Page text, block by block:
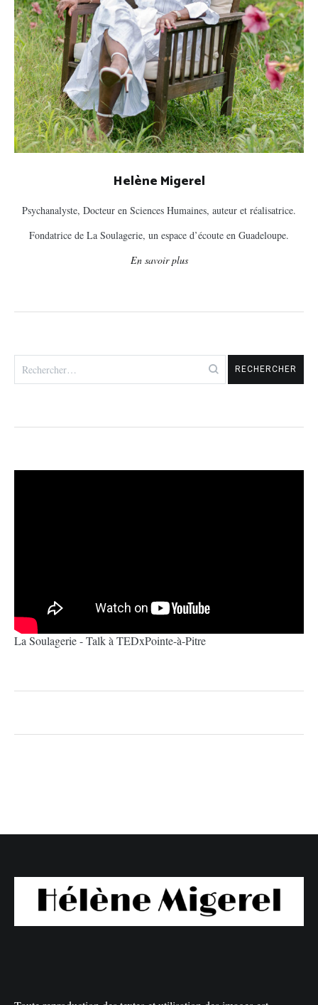
Helène Migerel
Psychanalyste, Docteur en Sciences Humaines, auteur et réalisatrice.
Fondatrice de La Soulagerie, un espace d’écoute en Guadeloupe.
En savoir plus
La Soulagerie - Talk à TEDxPointe-à-Pitre